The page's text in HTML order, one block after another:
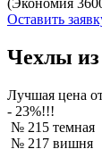
(Экономия
Оставить
Чехлы
Лучшая цена
- 23%!!!
№ 215 темная
№ 217 вишня